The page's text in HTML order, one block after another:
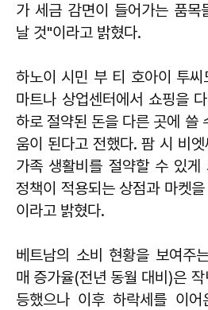
가 세금 감면이 들어가는 품목
날 것"이라고 밝혔다.
하노이 시민 부 티 호아이 투
마트나 상업센터에서 쇼핑을
하로 절약된 돈을 다른 곳에 쓸
움이 된다고 전했다. 팜 시 비
가족 생활비를 절약할 수 있게
정책이 적용되는 상점과 마켓
이라고 밝혔다.
베트남의 소비 현황을 보여주
매 증가율(전년 동월 대비)은
등했으나 이후 하락세를 이